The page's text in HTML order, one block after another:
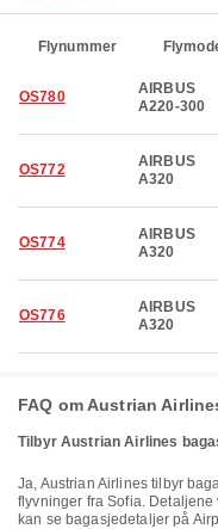
Flynummer
OS780
AIRBUS
A220-300
OS772
AIRBUS
A320
OS774
AIRBUS
A320
OS776
AIRBUS
A320
FAQ om Austrian
Tilbyr Austrian Airlines
Ja, Austrian Airlines tilbyr bagasjekvote for Innenlands & Internasjonal
flyvninger fra Sofia.
kan se bagasjedetaljer på